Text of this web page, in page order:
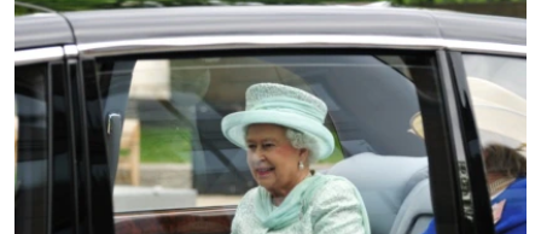
СПОРТ
УКРАЇНА
СХЕМИ
КИТАЙ.ВИКЛИКИ
МУЛЬТИМЕДІА
ФОТО
СПЕЦПРОЄКТИ